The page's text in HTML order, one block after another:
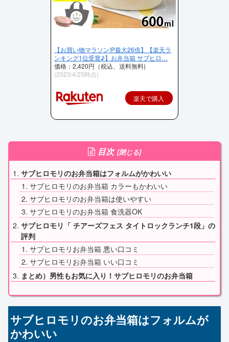
【お買い物マラソン!P最大26倍】【楽天ラ
ンキング1位受賞♪】お弁当箱 サブヒロ…
価格：2,420円（税込、送料無料)
(2023/4/25時点)
楽天で購入
目次
サブヒロモリのお弁当箱はフォルムがかわいい
サブヒロモリのお弁当箱 カラーもかわいい
サブヒロモリのお弁当箱は使いやすい
サブヒロモリのお弁当箱 食洗器OK
サブヒロモリ「 チアーズフェス タイトロックランチ1段」の
評判
サブヒロモリお弁当箱 悪い口コミ
サブヒロモリお弁当箱 いい口コミ
まとめ）男性もお気に入り！サブヒロモリのお弁当箱
サブヒロモリのお弁当箱はフォルムが
かわいい